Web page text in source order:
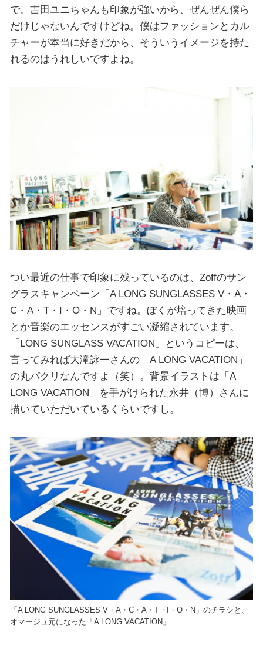
で。吉田ユニちゃんも印象が強いから、ぜんぜん僕ら
だけじゃないんですけどね。僕はファッションとカル
チャーが本当に好きだから、そういうイメージを持た
れるのはうれしいですよね。
つい最近の仕事で印象に残っているのは、Zoffのサン
グラスキャンペーン「A LONG SUNGLASSES V・A・
C・A・T・I・O・N」ですね。ぼくが培ってきた映画
とか音楽のエッセンスがすごい凝縮されています。
「LONG SUNGLASS VACATION」というコピーは、
言ってみれば大滝詠一さんの「A LONG VACATION」
の丸パクリなんですよ（笑）。背景イラストは「A
LONG VACATION」を手がけられた永井（博）さんに
描いていただいているくらいですし。
「A LONG SUNGLASSES V・A・C・A・T・I・O・N」のチラシと、
オマージュ元になった「A LONG VACATION」